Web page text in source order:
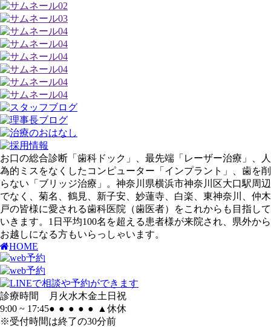
お口の総合診断「歯科ドック」、最先端「レーザー治療」、人
為的ミスをなくしたコンピューター「インプラント」、歯を削
らない「ブリッジ治療」。神奈川県横浜市神奈川区大口駅周辺
でなく、菊名、鶴見、新子安、妙蓮寺、白楽、東神奈川、仲木
戸の皆様に愛される歯科医院（歯医者）をこれからも目指して
いきます。1日平均100名を超える患者様が来院され、県外から
お越しになる方もいらっしゃいます。
HOME
診療時間 月 火水木金土 日 祝
9:00 ~ 17:45● ● ● ● ● ▲ 休休
※受付時間は終了の30分前